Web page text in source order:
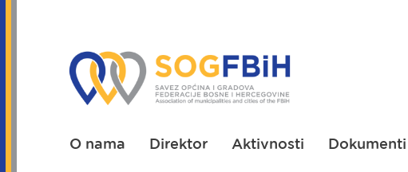
O nama Direktor Aktivnosti Dokumenti